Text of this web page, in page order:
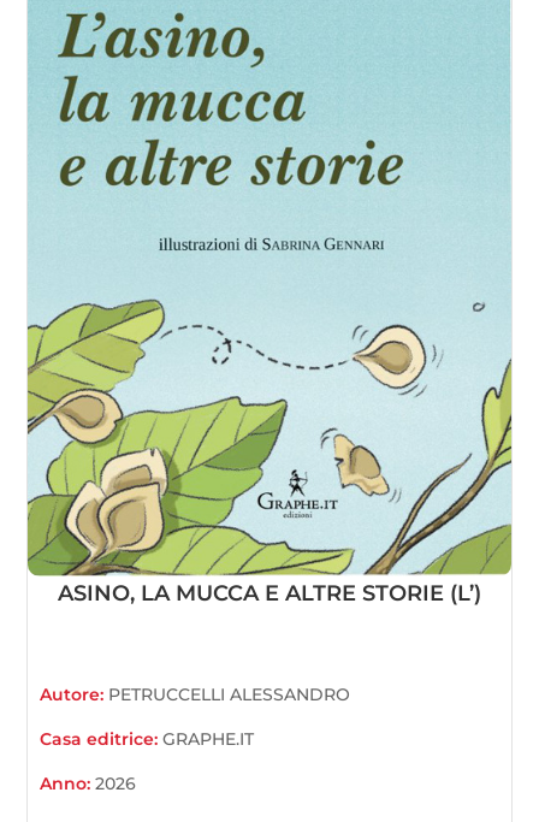
ASINO, LA MUCCA E ALTRE STORIE (L’)
Autore: PETRUCCELLI ALESSANDRO
Casa editrice:GRAPHE.IT
Anno:2026